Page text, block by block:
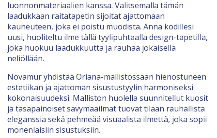
luonnonmateriaalien kanssa. Valitsemalla tämän
laadukkaan raitatapetin sijoitat ajattomaan
kauneuteen, joka ei poistu muodista. Anna kodillesi
uusi, huoliteltu ilme tällä tyylipuhtaalla design-tapetilla,
joka huokuu laadukkuutta ja rauhaa jokaisella
neliöllään.
Novamur yhdistää Oriana-mallistossaan hienostuneen
estetiikan ja ajattoman sisustustyylin harmoniseksi
kokonaisuudeksi. Malliston huolella suunnitellut kuosit
ja tasapainoiset sävymaailmat tuovat tilaan rauhallista
eleganssia sekä pehmeää visuaalista ilmettä, joka sopii
monenlaisiin sisustuksiin.